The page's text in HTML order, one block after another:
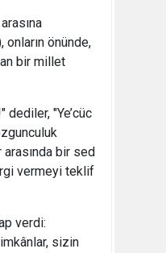
onların önünde,
bir millet
dediler, "Ye’cüc
arasında bir sed
vermeyi teklif
verdi:
sizin